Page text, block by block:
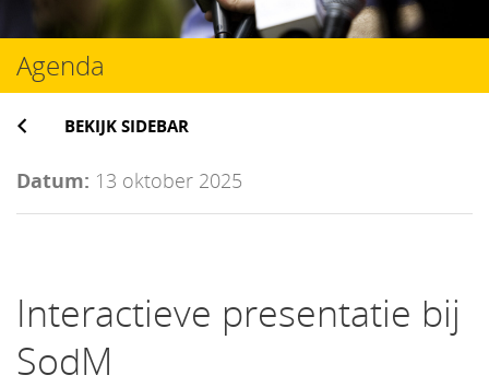
inhoud
Agenda
BEKIJK SIDEBAR
Datum: 13 oktober 2025
Interactieve presentatie bij
SodM